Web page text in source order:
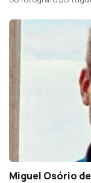
Miguel Osório